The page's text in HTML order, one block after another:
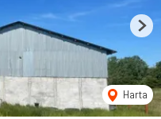
Harta
Next